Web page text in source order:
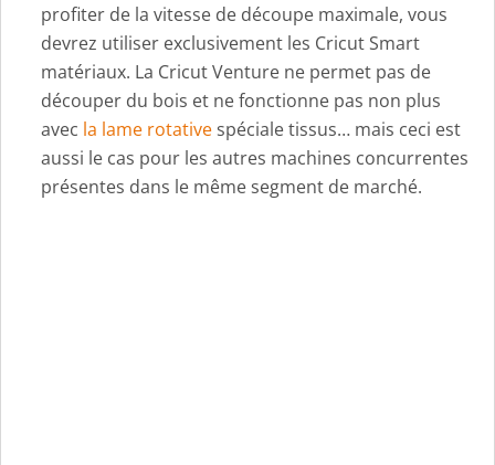
profiter de la vitesse de découpe maximale, vous
devrez utiliser exclusivement les Cricut Smart
matériaux. La Cricut Venture ne permet pas de
découper du bois et ne fonctionne pas non plus
avec la lame rotative spéciale tissus… mais ceci est
aussi le cas pour les autres machines concurrentes
présentes dans le même segment de marché.